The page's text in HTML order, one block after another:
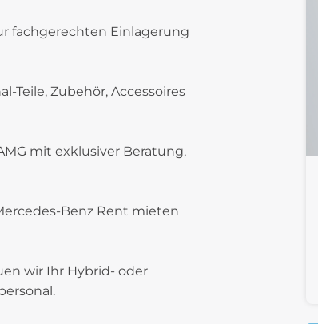
fachgerechten Einlagerung
Teile, Zubehör, Accessoires
mit exklusiver Beratung,
Benz Rent mieten
wir Ihr Hybrid- oder